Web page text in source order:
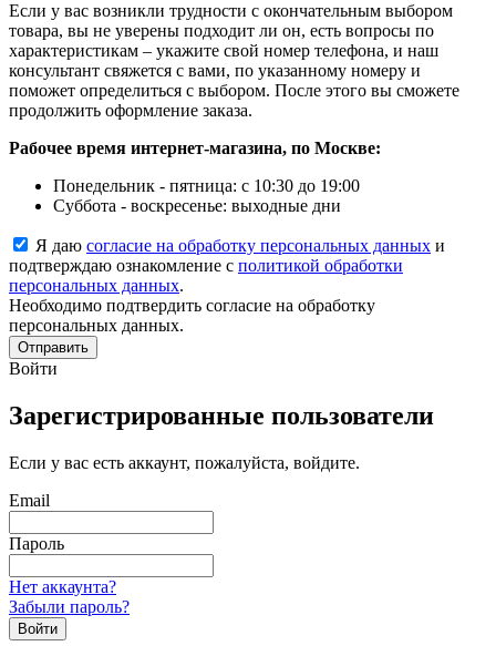
Если у вас возникли трудности с окончательным выбором
товара, вы не уверены подходит ли он, есть вопросы по
характеристикам – укажите свой номер телефона, и наш
консультант свяжется с вами, по указанному номеру и
поможет определиться с выбором. После этого вы сможете
продолжить оформление заказа.
Рабочее время интернет-магазина, по Москве:
Понедельник - пятница: с 10:30 до 19:00
Суббота - воскресенье: выходные дни
Я даю согласие на обработку персональных данных и
подтверждаю ознакомление с политикой обработки
персональных данных.
Необходимо подтвердить согласие на обработку
персональных данных.
Отправить
Войти
Зарегистрированные пользователи
Если у вас есть аккаунт, пожалуйста, войдите.
Email
Пароль
Нет аккаунта?
Забыли пароль?
Войти